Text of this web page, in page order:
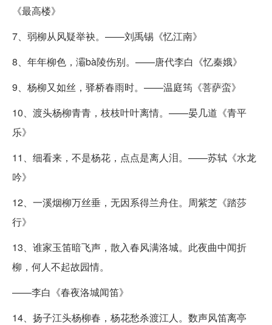
《最高楼》
7、弱柳从风疑举袂。——刘禹锡《忆江南》
8、年年柳色，灞bà陵伤别。——唐代李白《忆秦娥》
9、杨柳又如丝，驿桥春雨时。——温庭筠《菩萨蛮》
10、渡头杨柳青青，枝枝叶叶离情。——晏几道《青平
乐》
11、细看来，不是杨花，点点是离人泪。——苏轼《水龙
吟》
12、一溪烟柳万丝垂，无因系得兰舟住。周紫芝《踏莎
行》
13、谁家玉笛暗飞声，散入春风满洛城。此夜曲中闻折
柳，何人不起故园情。
——李白《春夜洛城闻笛》
14、扬子江头杨柳春，杨花愁杀渡江人。数声风笛离亭